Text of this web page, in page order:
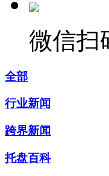
微信扫
全部
行业新闻
跨界新闻
托盘百科